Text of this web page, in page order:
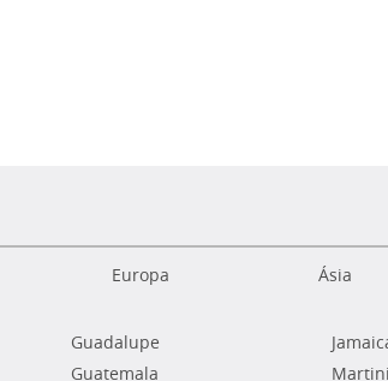
Europa Ásia
Guadalupe
Guatemala